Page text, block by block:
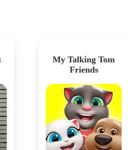
My Talking Tom
Friends